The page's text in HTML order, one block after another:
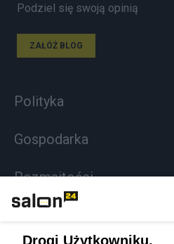
Podziel się swoją opinią
ZAŁÓŻ BLOG
Polityka
Gospodarka
Rozmaitości
Drogi Użytkowniku,